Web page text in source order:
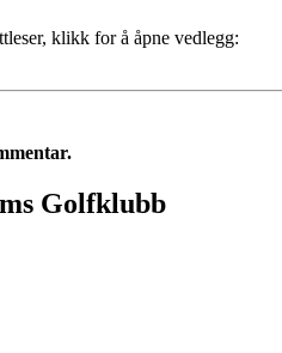
klikk for å åpne vedlegg:
Golfklubb